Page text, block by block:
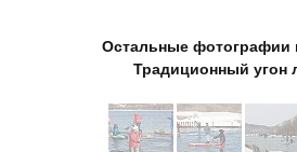
Остальные фотографии
Традиционный угон